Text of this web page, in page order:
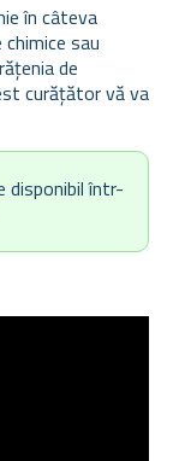
în câteva
sau
de
curățător vă va
într-